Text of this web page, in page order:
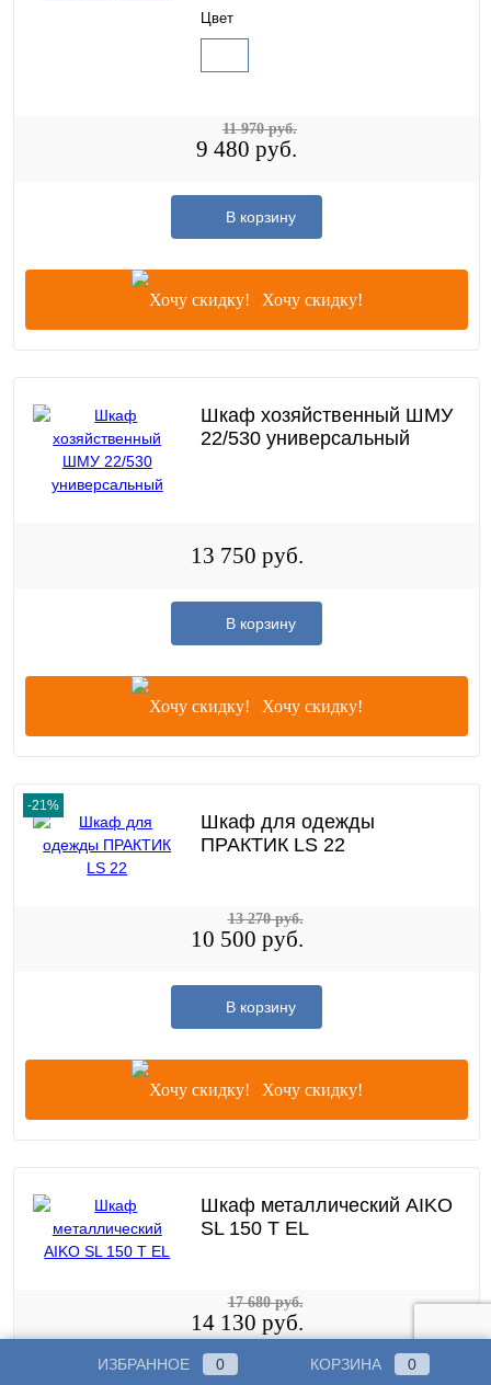
Цвет
9 480 руб.
11 970 руб.
В корзину
Хочу скидку!
Шкаф хозяйственный ШМУ
22/530 универсальный
13 750 руб.
В корзину
Хочу скидку!
-21%
Шкаф для одежды
ПРАКТИК LS 22
10 500 руб.
13 270 руб.
В корзину
Хочу скидку!
Шкаф металлический AIKO
SL 150 T EL
14 130 руб.
17 680 руб.
ИЗБРАННОЕ 0 КОРЗИНА 0